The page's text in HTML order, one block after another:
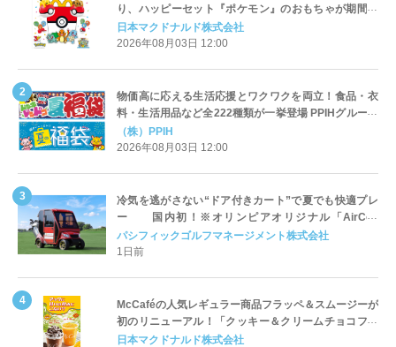
り、ハッピーセット『ポケモン』のおもちゃが期間限
定登場
日本マクドナルド株式会社
2026年08月03日 12:00
物価高に応える生活応援とワクワクを両立！食品・衣
料・生活用品など全222種類が一挙登場 PPIHグループ
「夏福袋」＆セール 8月6日(木)より順次スタート
（株）PPIH
2026年08月03日 12:00
冷気を逃がさない“ドア付きカート”で夏でも快適プレ
ー 国内初！※オリンピアオリジナル「AirCon
Cart（エアコンカート）」導入 | ＰＧＭ
パシフィックゴルフマネージメント株式会社
1日前
McCaféの人気レギュラー商品フラッペ＆スムージーが
初のリニューアル！「クッキー＆クリームチョコフラ
ッペ」「マンゴースムージー」8月5日（水）から販売
日本マクドナルド株式会社